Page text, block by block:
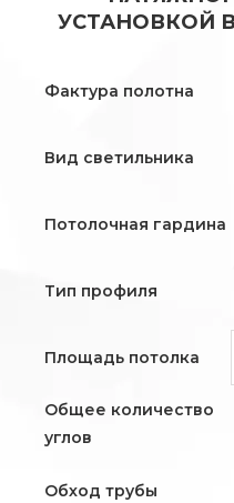
УСТАНОВКОЙ
Фактура полотна
Вид светильника
Потолочная гардина
Тип профиля
Площадь потолка
Общее количество
углов
Обход трубы